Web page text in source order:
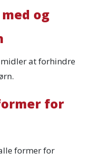
og
at forhindre
for
former for